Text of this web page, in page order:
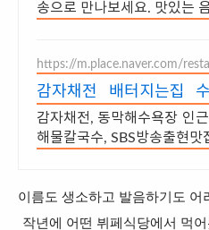
송으로 만나보세요. 맛있는
https://m.place.naver.com/
감자채전 배터지는집 수
라 깔끔한 국물맛
감자채전, 동막해수욕장 인
해물칼국수, SBS방송출현맛
이름도 생소하고 발음하기도 어
작년에 어떤 뷔페식당에서 먹